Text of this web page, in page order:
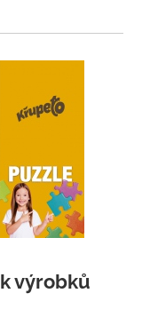
výrobků